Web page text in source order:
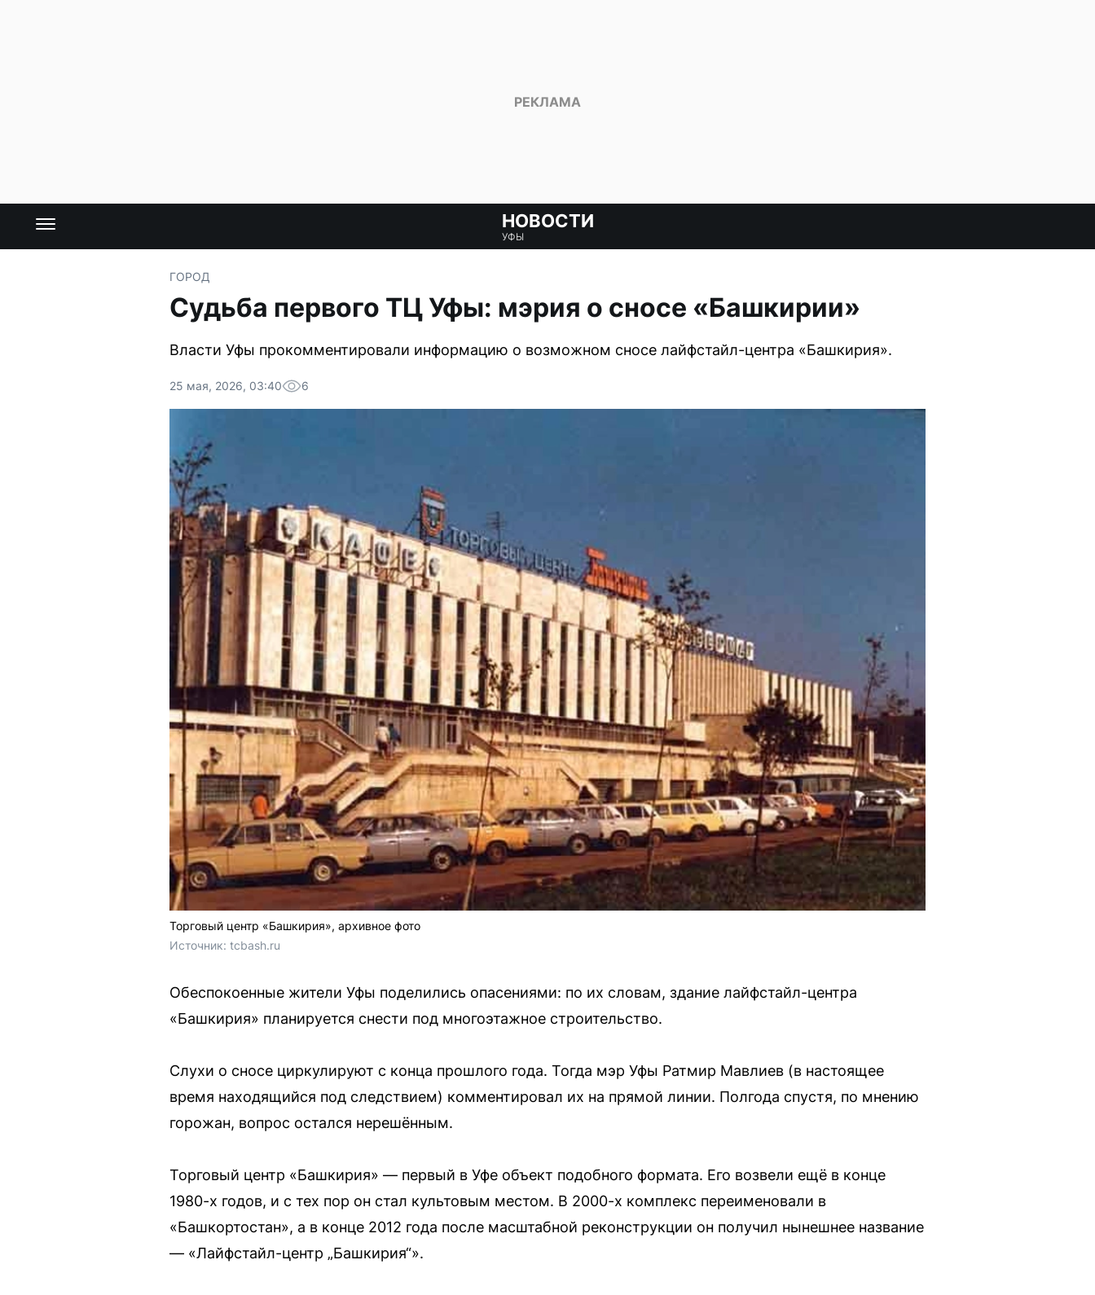
НОВОСТИ
УФЫ
ГОРОД
Судьба первого ТЦ Уфы: мэрия о сносе «Башкирии»
Власти Уфы прокомментировали информацию о возможном сносе лайфстайл-центра «Башкирия».
25 мая, 2026, 03:40 6
Торговый центр «Башкирия», архивное фото
Источник: tcbash.ru
Обеспокоенные жители Уфы поделились опасениями: по их словам, здание лайфстайл-центра
«Башкирия» планируется снести под многоэтажное строительство.
Слухи о сносе циркулируют с конца прошлого года. Тогда мэр Уфы Ратмир Мавлиев (в настоящее
время находящийся под следствием) комментировал их на прямой линии. Полгода спустя, по мнению
горожан, вопрос остался нерешённым.
Торговый центр «Башкирия» — первый в Уфе объект подобного формата. Его возвели ещё в конце
1980-х годов, и с тех пор он стал культовым местом. В 2000-х комплекс переименовали в
«Башкортостан», а в конце 2012 года после масштабной реконструкции он получил нынешнее название
— «Лайфстайл-центр „Башкирия“».